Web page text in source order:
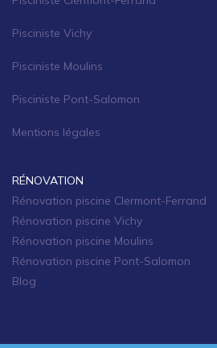
Pisciniste Vichy
Pisciniste Moulins
Pisciniste Pont-Salomon
Mentions légales
RÉNOVATION
Rénovation piscine Clermont-Ferrand
Rénovation piscine Vichy
Rénovation piscine Moulins
Rénovation piscine Pont-Salomon
Blog